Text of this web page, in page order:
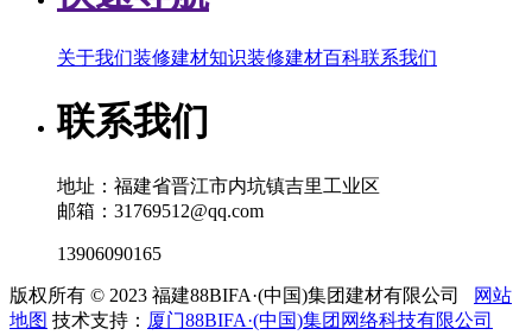
关于我们装修建材知识装修建材百科联系我们
联系我们
地址：福建省晋江市内坑镇吉里工业区
邮箱：31769512@qq.com
13906090165
版权所有 © 2023 福建88BIFA·(中国)集团建材有限公司
网站
地图 技术支持： 厦门88BIFA·(中国)集团网络科技有限公司